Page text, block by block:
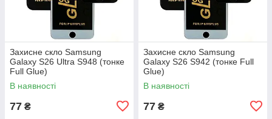
Захисне скло Samsung
Galaxy S26 Ultra S948 (тонке
Full Glue)
В наявності
77 ₴
Захисне скло Samsung
Galaxy S26 S942 (тонке Full
Glue)
В наявності
77 ₴